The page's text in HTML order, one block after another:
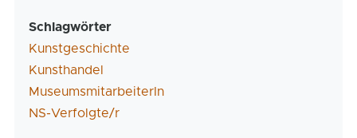
Schlagwörter
Kunstgeschichte
Kunsthandel
MuseumsmitarbeiterIn
NS-Verfolgte/r